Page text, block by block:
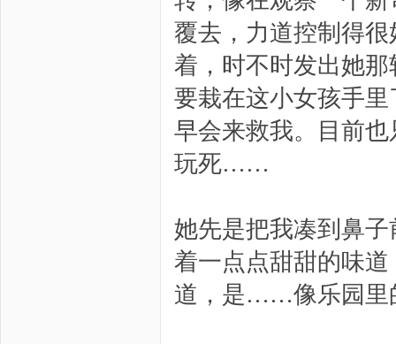
覆去，力道控制得
着，时不时发出她
要栽在这小女孩手
早会来救我。目前
玩死……
她先是把我凑到鼻
着一点点甜甜的味
道，是……像乐园里